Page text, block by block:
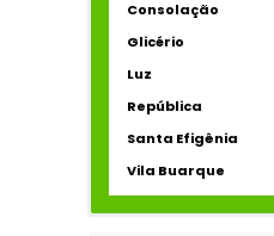
Consolação
Glicério
Luz
República
Santa Efigênia
Vila Buarque